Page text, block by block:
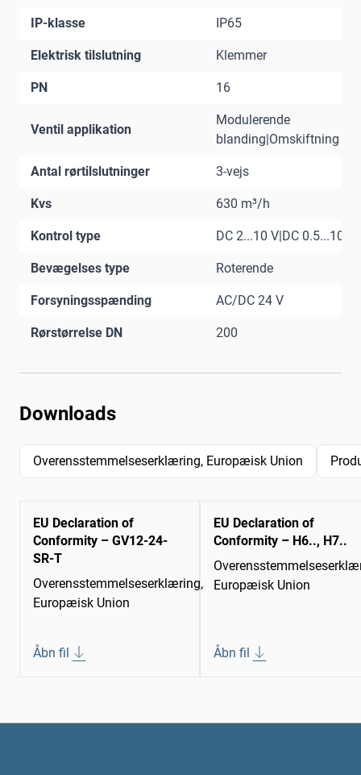
IP-klasse IP65
Elektrisk tilslutning Klemmer
PN 16
Ventil applikation
Modulerende
blanding|Omskiftning
Antal rørtilslutninger 3-vejs
Kvs 630 m³/h
Kontrol type DC 2...10 V|DC 0.5...10 V
Bevægelses type Roterende
Forsyningsspænding AC/DC 24 V
Rørstørrelse DN 200
Downloads
Overensstemmelseserklæring, Europæisk Union
EU Declaration of
Conformity – GV12-24-
SR-T
Overensstemmelseserklæring,
Europæisk Union
Åbn fil
EU Declaration of
Conformity – H6.., H7..
Europæisk Union
Åbn fil